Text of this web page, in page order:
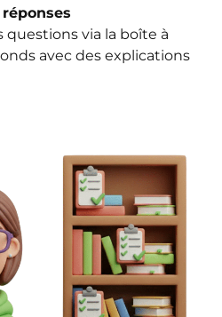
questions via la boîte à
avec des explications